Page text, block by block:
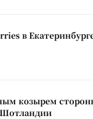
в
козырем